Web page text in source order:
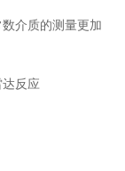
介质的测量更加
反应